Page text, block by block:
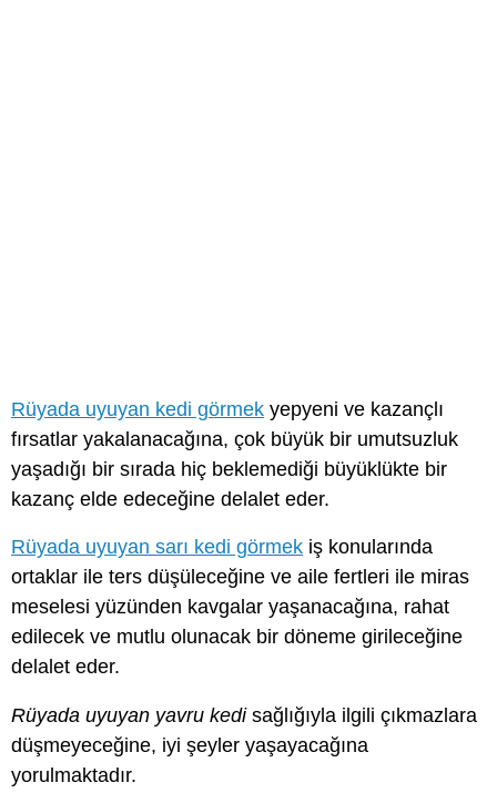
Rüyada uyuyan kedi görmek yepyeni ve kazançlı
fırsatlar yakalanacağına, çok büyük bir umutsuzluk
yaşadığı bir sırada hiç beklemediği büyüklükte bir
kazanç elde edeceğine delalet eder.
Rüyada uyuyan sarı kedi görmek iş konularında
ortaklar ile ters düşüleceğine ve aile fertleri ile miras
meselesi yüzünden kavgalar yaşanacağına, rahat
edilecek ve mutlu olunacak bir döneme girileceğine
delalet eder.
Rüyada uyuyan yavru kedisağlığıyla ilgili çıkmazlara
düşmeyeceğine, iyi şeyler yaşayacağına
yorulmaktadır.